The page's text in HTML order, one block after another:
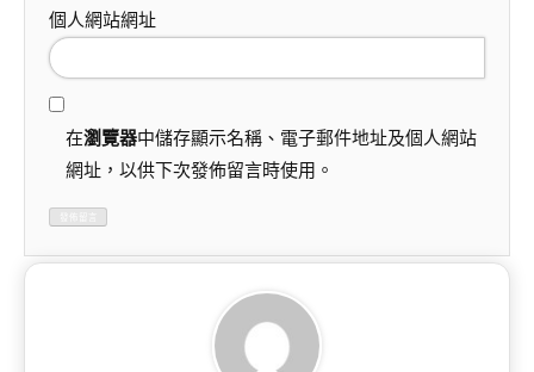
個人網站網址
在瀏覽器中儲存顯示名稱、電子郵件地址及個人網站
網址，以供下次發佈留言時使用。